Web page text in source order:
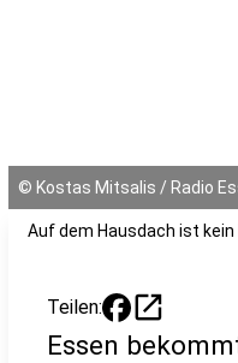
© Kostas Mitsalis / Radio
Auf dem Hausdach ist
Teilen: open_in_new
Essen